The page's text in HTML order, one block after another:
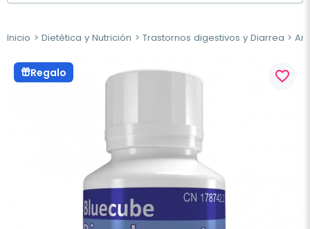
Inicio Dietética y Nutrición Trastornos digestivos y Diarrea
Regalo favorite_border